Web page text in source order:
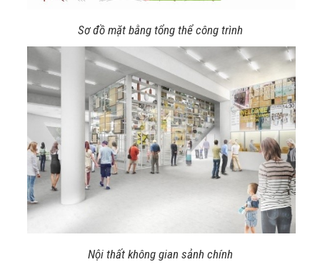
Sơ đồ mặt bằng tổng thể công trình
Nội thất không gian sảnh chính